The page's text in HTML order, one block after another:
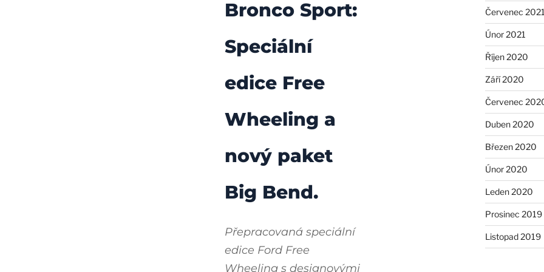
Bronco Sport:
Speciální
edice Free
Wheeling a
nový paket
Big Bend.
Přepracovaná speciální
edice Ford Free
Wheeling s designovými
Červenec
Únor 2021
Říjen 2020
Září 2020
Červenec
Duben 2020
Březen 2020
Únor 2020
Leden 2020
Prosinec 2019
Listopad 2019